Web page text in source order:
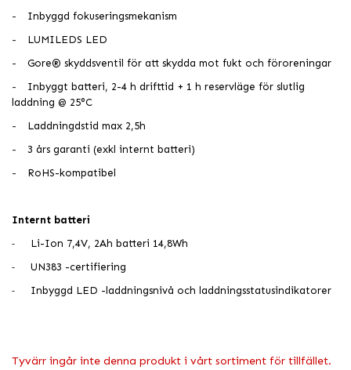
-
Inbyggd fokuseringsmekanism
-
LUMILEDS LED
-
Gore® skyddsventil för att skydda mot fukt och föroreningar
-
Inbyggt batteri, 2-4 h drifttid + 1 h reservläge för slutlig
laddning @ 25°C
-
Laddningdstid max 2,5h
-
3 års garanti (exkl internt batteri)
-
RoHS-kompatibel
Internt batteri
- Li-Ion 7,4V, 2Ah batteri 14,8Wh
- UN383 -certifiering
- Inbyggd LED -laddningsnivå och laddningsstatusindikatorer
Tyvärr ingår inte denna produkt i vårt sortiment för tillfället.